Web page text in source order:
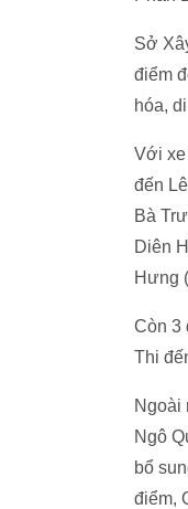
Sở
điểm
hóa,
Với xe
đến
Bà
Diên
Hưng
Còn 3
Thi
Ngoài
Ngô
bổ
điểm,